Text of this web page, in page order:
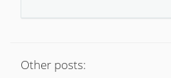
Other posts: